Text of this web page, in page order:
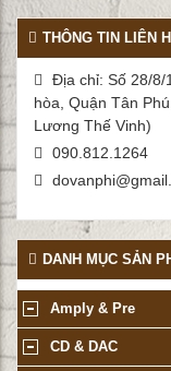
THÔNG TIN LIÊN
Địa chỉ: Số 28/
hòa, Quận Tân
Lương Thế Vinh)
090.812.1264
DANH MỤC SẢN
Amply & Pre
CD & DAC